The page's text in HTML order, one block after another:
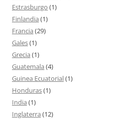
Estrasburgo (1)
Finlandia (1)
Francia (29)
Gales(1)
Grecia (1)
Guatemala (4)
Guinea Ecuatorial(1)
Honduras(1)
India (1)
Inglaterra (12)